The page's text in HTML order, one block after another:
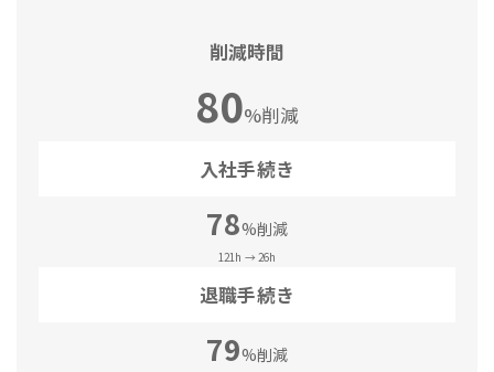
削減時間
80%削減
入社手続き
78%削減
121h → 26h
退職手続き
79%削減